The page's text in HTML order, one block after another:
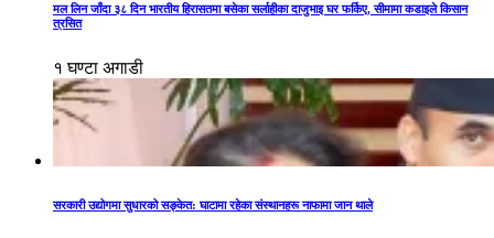
मल लिन जाँदा ३८ दिन भारतीय हिरासतमा बसेका सर्लाहीका दाजुभाइ घर फर्किए, सीमामा कडाइले किसान
त्रसित
१ घण्टा अगाडी
सरकारी उद्योगमा सुधारको सङ्केत: घाटामा रहेका संस्थानहरू नाफामा जान थाले